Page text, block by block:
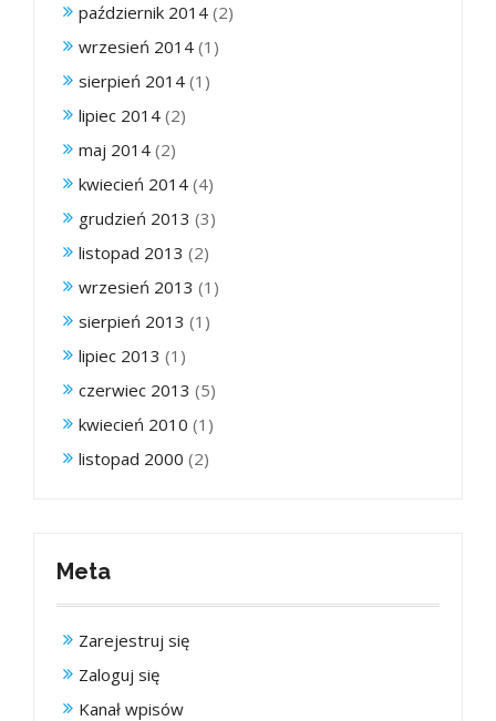
październik 2014 (2)
wrzesień 2014 (1)
sierpień 2014 (1)
lipiec 2014 (2)
maj 2014 (2)
kwiecień 2014 (4)
grudzień 2013 (3)
listopad 2013 (2)
wrzesień 2013 (1)
sierpień 2013 (1)
lipiec 2013 (1)
czerwiec 2013 (5)
kwiecień 2010 (1)
listopad 2000 (2)
Meta
Zarejestruj się
Zaloguj się
Kanał wpisów